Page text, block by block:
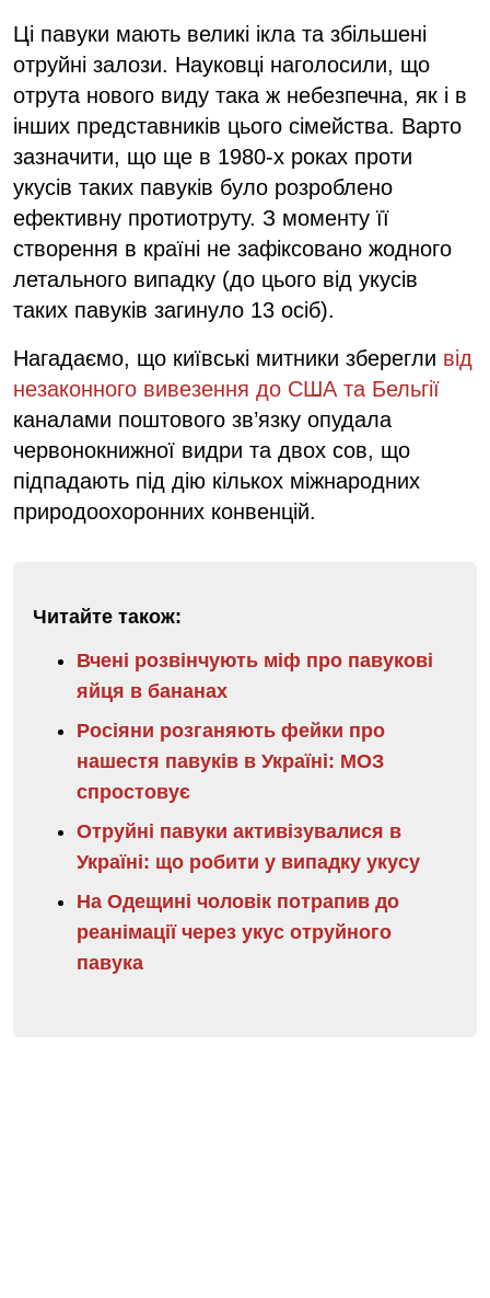
Ці павуки мають великі ікла та збільшені
отруйні залози. Науковці наголосили, що
отрута нового виду така ж небезпечна, як і в
інших представників цього сімейства. Варто
зазначити, що ще в 1980-х роках проти
укусів таких павуків було розроблено
ефективну протиотруту. З моменту її
створення в країні не зафіксовано жодного
летального випадку (до цього від укусів
таких павуків загинуло 13 осіб).
Нагадаємо, що київські митники зберегли від
незаконного вивезення до США та Бельгії
каналами поштового зв’язку опудала
червонокнижної видри та двох сов, що
підпадають під дію кількох міжнародних
природоохоронних конвенцій.
Читайте також:
Вчені розвінчують міф про павукові
яйця в бананах
Росіяни розганяють фейки про
нашестя павуків в Україні: МОЗ
спростовує
Отруйні павуки активізувалися в
Україні: що робити у випадку укусу
На Одещині чоловік потрапив до
реанімації через укус отруйного
павука